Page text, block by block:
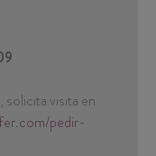
visita en
pedir-